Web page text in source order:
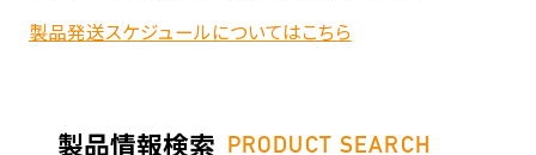
製品発送スケジュールについてはこちら
製品情報検索 PRODUCT SEARCH